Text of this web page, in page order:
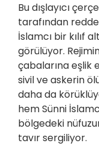
Bu dışlayıcı
tarafından
İslamcı bir kılıf
görülüyor.
çabalarına eşlik
sivil ve askerin
daha da
hem Sünni
bölgedeki
tavır sergiliyor.